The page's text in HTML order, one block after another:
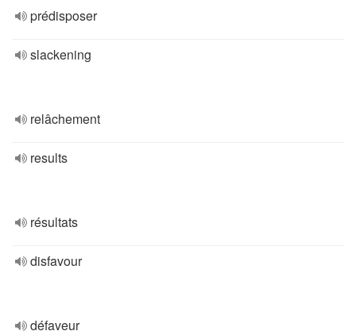
prédisposer
slackening
relâchement
results
résultats
disfavour
défaveur